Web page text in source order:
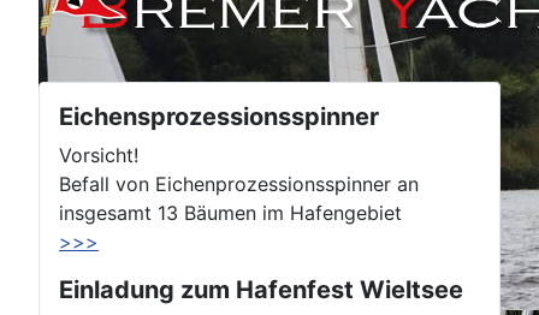
Eichensprozessionsspinner
Vorsicht!
Befall von Eichenprozessionsspinner an
insgesamt 13 Bäumen im Hafengebiet
>>>
Einladung zum Hafenfest Wieltsee